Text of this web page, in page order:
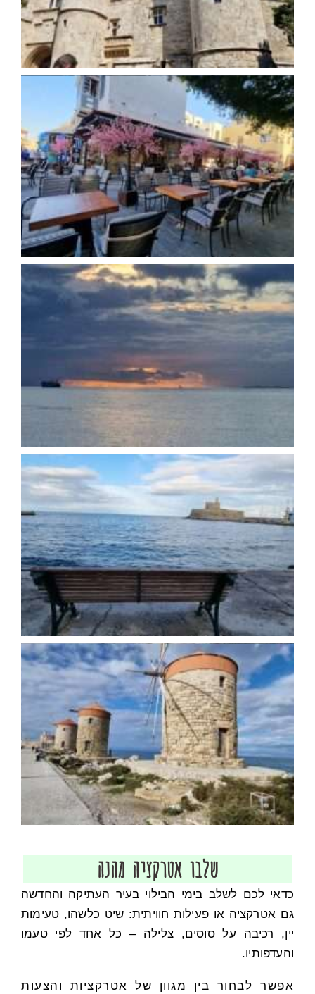
שלבו אטרקציה מהנה
כדאי לכם לשלב בימי הבילוי בעיר העתיקה והחדשה
גם אטרקציה או פעילות חוויתית: שיט כלשהו, טעימות
יין, רכיבה על סוסים, צלילה – כל אחד לפי טעמו
והעדפותיו.
אפשר לבחור בין מגוון של אטרקציות והצעות